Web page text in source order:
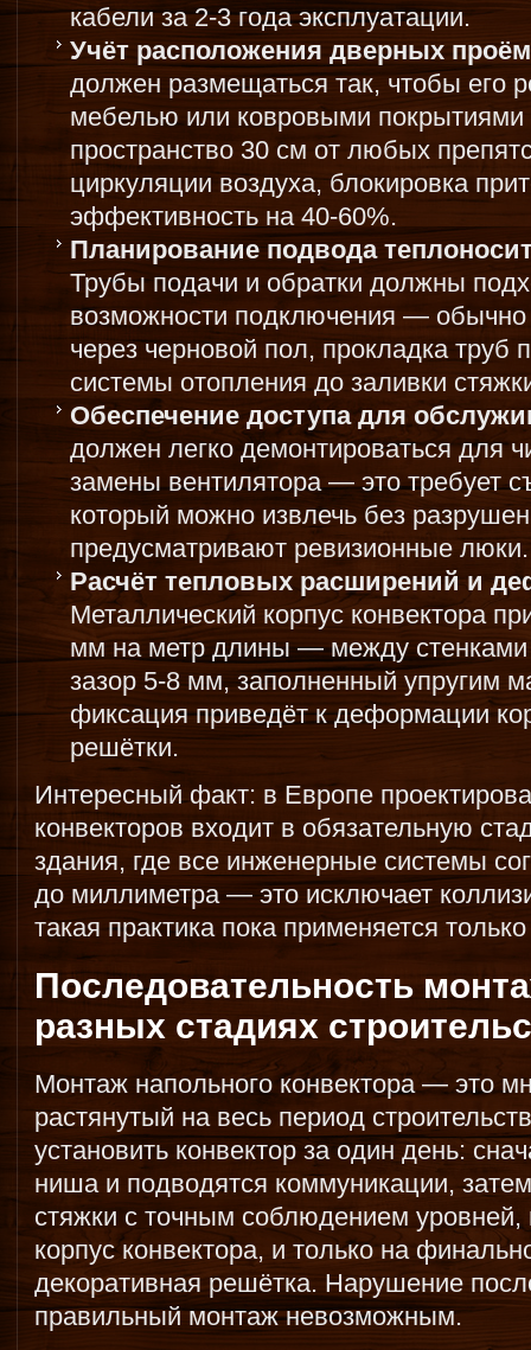
кабели за 2-3 года эксплуатации.
Учёт расположения дверных
должен размещаться так, чтобы его
мебелью или ковровыми
пространство 30 см от любых
циркуляции воздуха, блокировка
эффективность на 40-60%.
Планирование подвода
Трубы подачи и обратки должны
возможности подключения —
через черновой пол, прокладка труб
системы отопления до заливки
Обеспечение доступа для
должен легко демонтироваться для
замены вентилятора — это требует
который можно извлечь без
предусматривают ревизионные люки.
Расчёт тепловых расширений и
Металлический корпус конвектора
мм на метр длины — между
зазор 5-8 мм, заполненный упругим
фиксация приведёт к деформации
решётки.
Интересный факт: в Европе
конвекторов входит в обязательную
здания, где все инженерные системы
до миллиметра — это исключает
такая практика пока применяется
Последовательность
разных стадиях
Монтаж напольного конвектора — это
растянутый на весь период
установить конвектор за один день:
ниша и подводятся коммуникации,
стяжки с точным соблюдением уровней,
корпус конвектора, и только на
декоративная решётка. Нарушение
правильный монтаж невозможным.